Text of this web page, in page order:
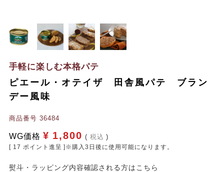
手軽に楽しむ本格パテ
ピエール・オテイザ 田舎風パテ ブラン
デー風味
商品番号 36484
WG価格 ¥ 1,800 税込
[ 17 ポイント進呈 ]※購入3日後に使用可能になります。
熨斗・ラッピング内容確認される方はこちら